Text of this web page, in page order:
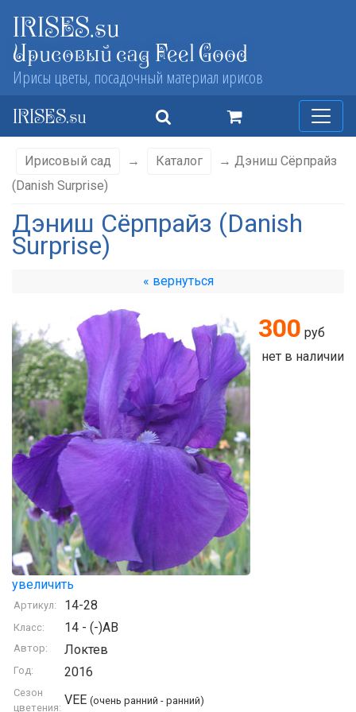
IRISES.su
Ирисовый сад Feel Good
Ирисы цветы, посадочный материал ирисов
IRISES.su
Ирисовый сад → Каталог
→ Дэниш Сёрпрайз
(Danish Surprise)
Дэниш Сёрпрайз (Danish
Surprise)
« вернуться
увеличить
300 руб
нет в наличии
Артикул: 14-28
Класс: 14 - (-)AB
Автор: Локтев
Год: 2016
Сезон
цветения:
VEE (очень ранний - ранний)